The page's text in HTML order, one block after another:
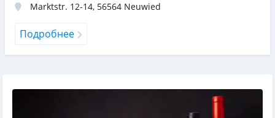
Marktstr. 12-14, 56564 Neuwied
Подробнее